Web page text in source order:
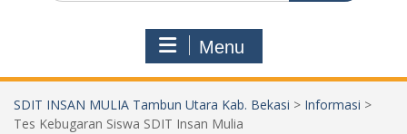
Menu
SDIT INSAN MULIA Tambun Utara Kab. Bekasi > Informasi >
Tes Kebugaran Siswa SDIT Insan Mulia